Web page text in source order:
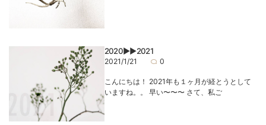
2020▶︎▶︎2021
2021/1/21 0
こんにちは！ 2021年も１ヶ月が経とうとして
いますね。。 早い〜〜〜 さて、私ご